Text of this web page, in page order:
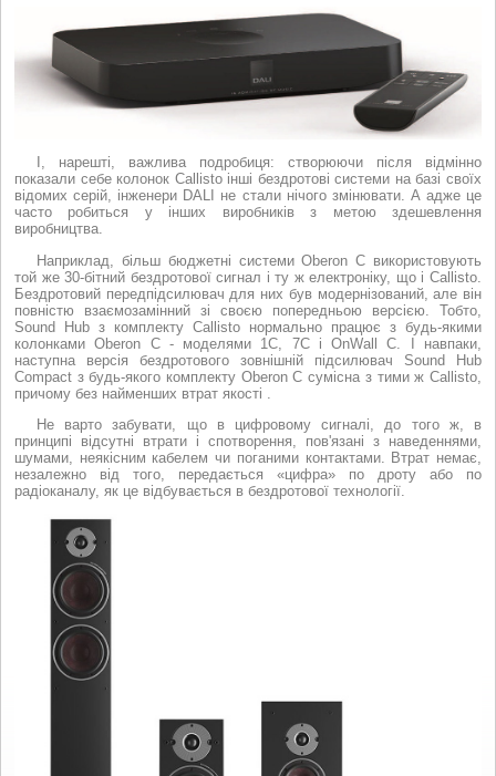
І, нарешті, важлива подробиця: створюючи після відмінно
показали себе колонок Callisto інші бездротові системи на базі своїх
відомих серій, інженери DALI не стали нічого змінювати. А адже це
часто робиться у інших виробників з метою здешевлення
виробництва.
Наприклад, більш бюджетні системи Oberon C використовують
той же 30-бітний бездротової сигнал і ту ж електроніку, що і Callisto.
Бездротовий передпідсилювач для них був модернізований, але він
повністю взаємозамінний зі своєю попередньою версією. Тобто,
Sound Hub з комплекту Callisto нормально працює з будь-якими
колонками Oberon C - моделями 1С, 7С і OnWall C. І навпаки,
наступна версія бездротового зовнішній підсилювач Sound Hub
Compact з будь-якого комплекту Oberon C сумісна з тими ж Callisto,
причому без найменших втрат якості .
Не варто забувати, що в цифровому сигналі, до того ж, в
принципі відсутні втрати і спотворення, пов'язані з наведеннями,
шумами, неякісним кабелем чи поганими контактами. Втрат немає,
незалежно від того, передається «цифра» по дроту або по
радіоканалу, як це відбувається в бездротової технології.